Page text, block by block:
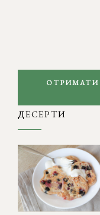
ОТРИМАТИ
ДЕСЕРТИ